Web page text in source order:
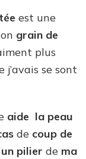
est une
grain de
plus
j’avais se sont
aide la peau
de coup de
pilier de ma